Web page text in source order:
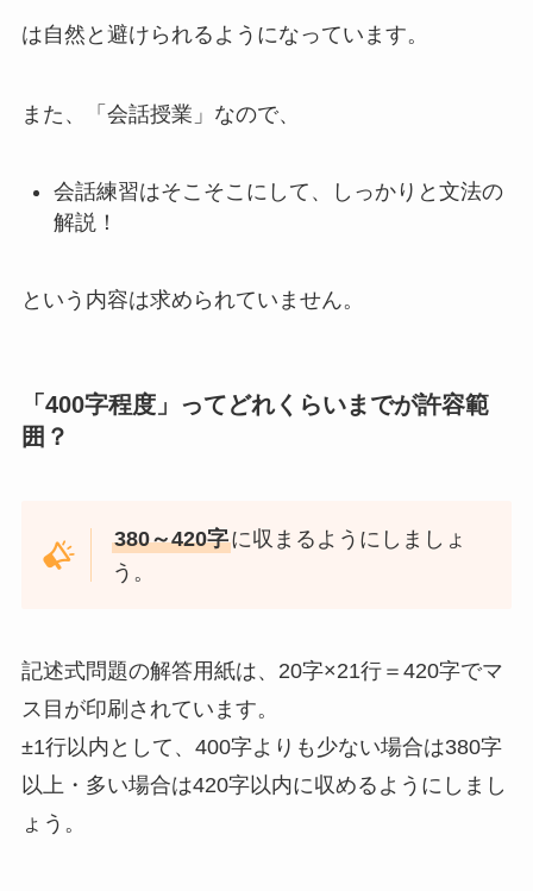
は自然と避けられるようになっています。
また、「会話授業」なので、
会話練習はそこそこにして、しっかりと文法の
解説！
という内容は求められていません。
「400字程度」ってどれくらいまでが許容範
囲？
380～420字に収まるようにしましょ
う。
記述式問題の解答用紙は、20字×21行＝420字でマ
ス目が印刷されています。
±1行以内として、400字よりも少ない場合は380字
以上・多い場合は420字以内に収めるようにしまし
ょう。